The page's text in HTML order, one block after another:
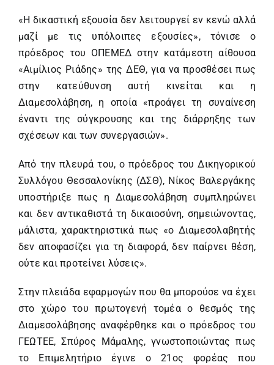
«Η δικαστική εξουσία δεν λειτουργεί εν κενώ αλλά
μαζί με τις υπόλοιπες εξουσίες», τόνισε ο
πρόεδρος του ΟΠΕΜΕΔ στην κατάμεστη αίθουσα
«Αιμίλιος Ριάδης» της ΔΕΘ, για να προσθέσει πως
στην κατεύθυνση αυτή κινείται και η
Διαμεσολάβηση, η οποία «προάγει τη συναίνεση
έναντι της σύγκρουσης και της διάρρηξης των
σχέσεων και των συνεργασιών».
Από την πλευρά του, ο πρόεδρος του Δικηγορικού
Συλλόγου Θεσσαλονίκης (ΔΣΘ), Νίκος Βαλεργάκης
υποστήριξε πως η Διαμεσολάβηση συμπληρώνει
και δεν αντικαθιστά τη δικαιοσύνη, σημειώνοντας,
μάλιστα, χαρακτηριστικά πως «ο Διαμεσολαβητής
δεν αποφασίζει για τη διαφορά, δεν παίρνει θέση,
ούτε και προτείνει λύσεις».
Στην πλειάδα εφαρμογών που θα μπορούσε να έχει
στο χώρο του πρωτογενή τομέα ο θεσμός της
Διαμεσολάβησης αναφέρθηκε και ο πρόεδρος του
ΓΕΩΤΕΕ, Σπύρος Μάμαλης, γνωστοποιώντας πως
το Επιμελητήριο έγινε ο 21ος φορέας που